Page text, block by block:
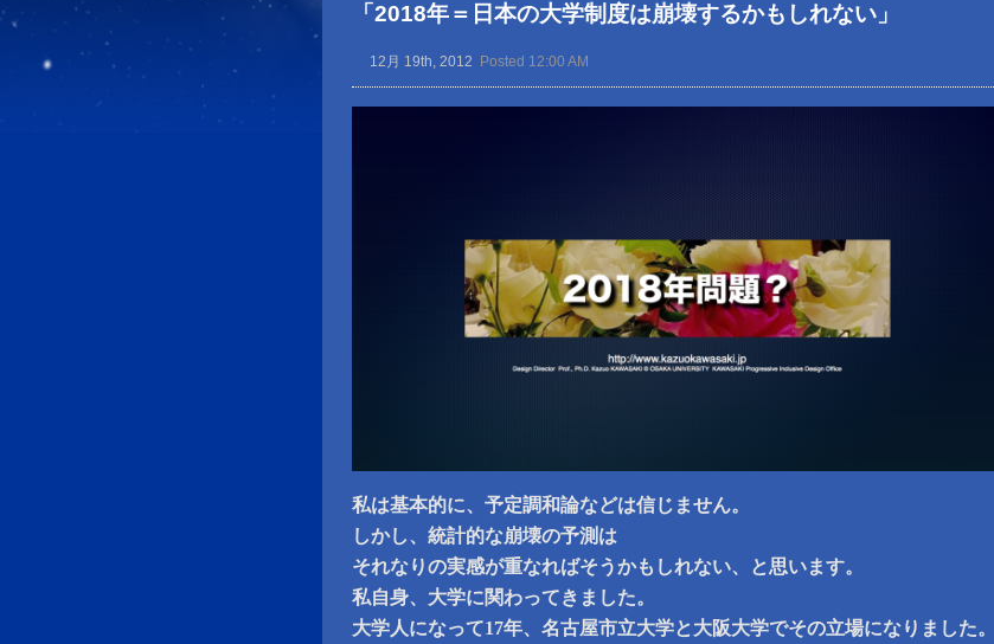
「2018年＝日本の大学制度は崩壊するかもしれない」
12月 19th, 2012 Posted 12:00 AM
私は基本的に、予定調和論などは信じません。
しかし、統計的な崩壊の予測は
それなりの実感が重なればそうかもしれない、と思います。
私自身、大学に関わってきました。
大学人になって17年、名古屋市立大学と大阪大学でその立場になりました。